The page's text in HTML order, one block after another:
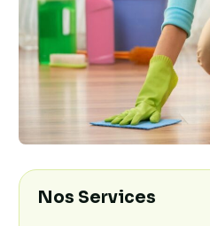
Nos Services